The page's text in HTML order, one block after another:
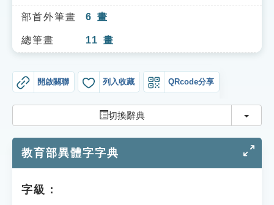
知識索引
單字索引
遊戲專區
教學應用
貓頭鷹博士
部首外筆畫 6 畫
總筆畫 11 畫
開啟關聯 列入收藏 QRcode分享
切換辭典 切換
教育部異體字字典
字級：